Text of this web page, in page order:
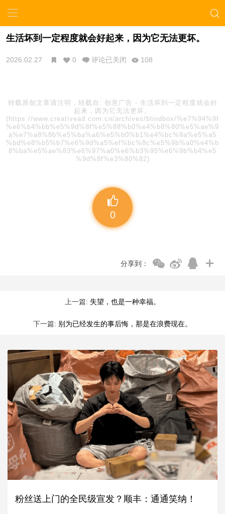
生活坏到一定程度就会好起来，因为它无法更坏。
2026.02.27 0 评论已关闭 108
转载原创文章请注明，转载自: 创意广告 - 生活坏到一定程度就会好
起来，因为它无法更坏。
(https://www.creativead.com.cn/archives/blindbox/%e7%94%9f
%e6%b4%bb%e5%9d%8f%e5%88%b0%e4%b8%80%e5%ae%9
a%e7%a8%8b%e5%ba%a6%e5%b0%b1%e4%bc%9a%e5%a5
%bd%e8%b5%b7%e6%9d%a5%ef%bc%8c%e5%9b%a0%e4%b
8%ba%e5%ae%83%e6%97%a0%e6%b3%95%e6%9b%b4%e5
%9d%8f%e3%80%82)
0
分享到：
上一篇: 失望，也是一种幸福。
下一篇: 别为已经发生的事后悔，那是在浪费现在。
粉丝送上门的全民级宣发？顺丰：通通笑纳！